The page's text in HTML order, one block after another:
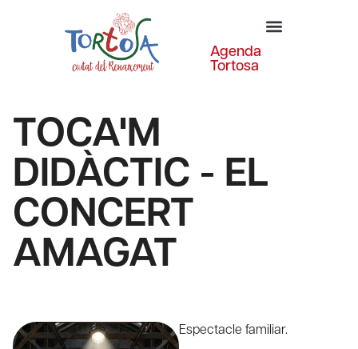
Agenda
Tortosa
TOCA'M
DIDÀCTIC - EL
CONCERT
AMAGAT
Espectacle familiar.